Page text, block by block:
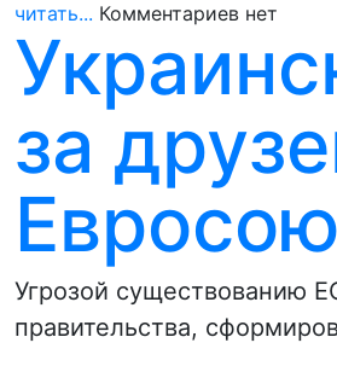
читать... Комментариев нет
за
Угрозой существованию
правительства,